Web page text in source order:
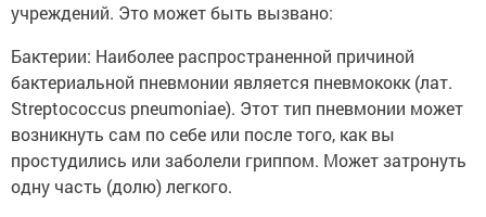
учреждений. Это может быть вызвано:
Бактерии: Наиболее распространенной причиной
бактериальной пневмонии является пневмококк (лат.
Streptococcus pneumoniae). Этот тип пневмонии может
возникнуть сам по себе или после того, как вы
простудились или заболели гриппом. Может затронуть
одну часть (долю) легкого.